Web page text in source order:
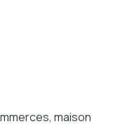
maison